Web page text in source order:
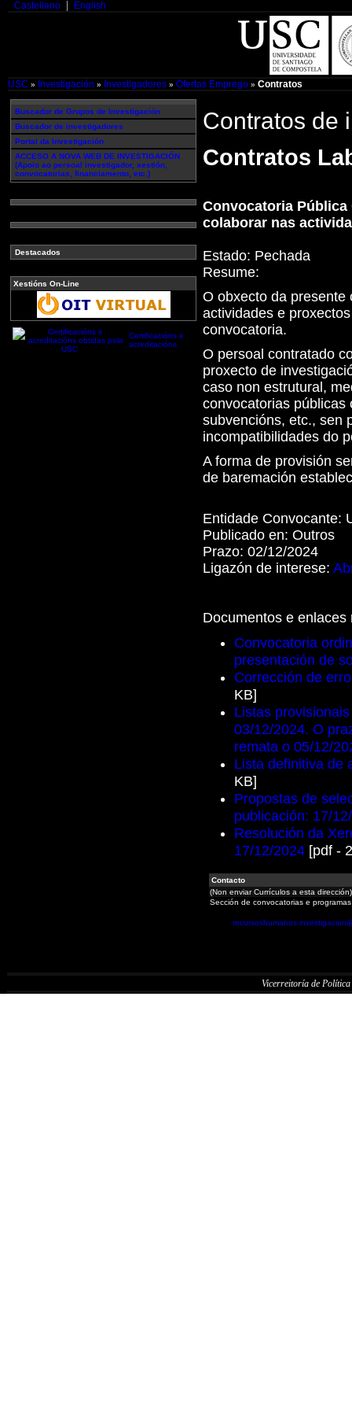
Castellano English
USC » Investigación » Investigadores » Ofertas Emprego » Contratos
Buscador de Grupos de Investigación
Buscador de investigadores
Portal da Investigación
ACCESO A NOVA WEB DE INVESTIGACIÓN
(Apoio ao persoal investigador, xestión,
convocatorias, financiamento, etc.)
Destacados
Xestións On-Line
Certificacións e
acreditacións
Contratos de
Contratos
Convocatoria Pública
colaborar nas
Estado: Pechada
Resume:
O obxecto da presente
actividades e
convocatoria.
O persoal contratado
proxecto de
caso non estrutural,
convocatorias públicas
subvencións, etc., sen
incompatibilidades do
A forma de provisión
de baremación
Entidade Convocante:
Publicado en: Outros
Prazo: 02/12/2024
Ligazón de interese:
Documentos e enlaces
Convocatoria
presentación de
Corrección de
KB]
Listas
03/12/2024. O
remata o 05/12/
Lista definitiva de
KB]
Propostas de
publicación: 17/
Resolución da
17/12/2024 [pdf -
Contacto
(Non enviar Currículos a esta dirección)
Sección de convocatorias e
Vicerreitoría de